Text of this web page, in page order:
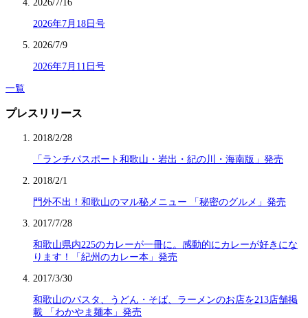
2026/7/16
2026年7月18日号
2026/7/9
2026年7月11日号
一覧
プレスリリース
2018/2/28
「ランチパスポート和歌山・岩出・紀の川・海南版」発売
2018/2/1
門外不出！和歌山のマル秘メニュー 「秘密のグルメ」発売
2017/7/28
和歌山県内225のカレーが一冊に。感動的にカレーが好きにな
ります！「紀州のカレー本」発売
2017/3/30
和歌山のパスタ、うどん・そば、ラーメンのお店を213店舗掲
載 「わかやま麺本」発売